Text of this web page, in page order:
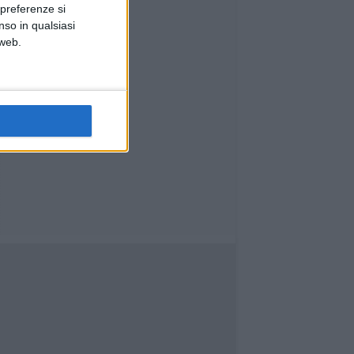
si
in qualsiasi
Comune e Provincia